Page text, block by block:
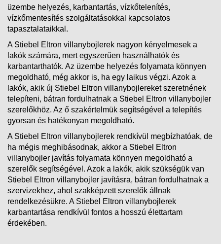
üzembe helyezés, karbantartás, vízkőtelenítés,
vízkőmentesítés szolgáltatásokkal kapcsolatos
tapasztalataikkal.
A Stiebel Eltron villanybojlerek nagyon kényelmesek a
lakók számára, mert egyszerűen használhatók és
karbantarthatók. Az üzembe helyezés folyamata könnyen
megoldható, még akkor is, ha egy laikus végzi. Azok a
lakók, akik új Stiebel Eltron villanybojlereket szeretnének
telepíteni, bátran fordulhatnak a Stiebel Eltron villanybojler
szerelőkhöz. Az ő szakértelmük segítségével a telepítés
gyorsan és hatékonyan megoldható.
A Stiebel Eltron villanybojlerek rendkívül megbízhatóak, de
ha mégis meghibásodnak, akkor a Stiebel Eltron
villanybojler javítás folyamata könnyen megoldható a
szerelők segítségével. Azok a lakók, akik szükségük van
Stiebel Eltron villanybojler javításra, bátran fordulhatnak a
szervizekhez, ahol szakképzett szerelők állnak
rendelkezésükre. A Stiebel Eltron villanybojlerek
karbantartása rendkívül fontos a hosszú élettartam
érdekében.